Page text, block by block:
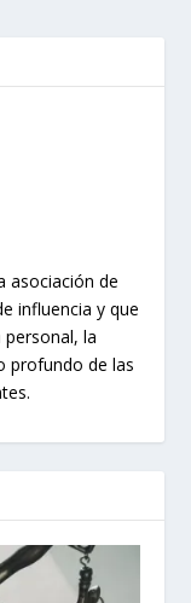
asociación de
influencia y que
personal, la
profundo de las